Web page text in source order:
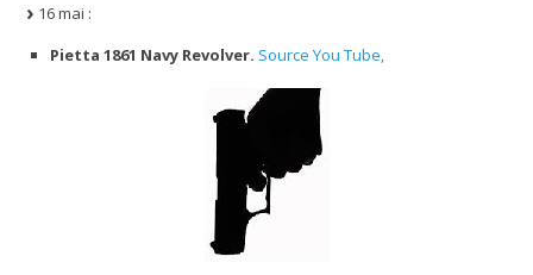
16 mai :
Pietta 1861 Navy Revolver. Source You Tube,